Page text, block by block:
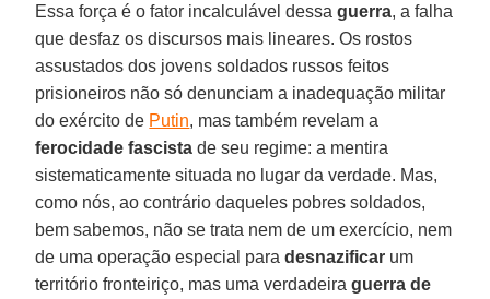
Essa força é o fator incalculável dessaguerra, a falha
que desfaz os discursos mais lineares. Os rostos
assustados dos jovens soldados russos feitos
prisioneiros não só denunciam a inadequação militar
do exército de Putin, mas também revelam a
ferocidade fascista de seu regime: a mentira
sistematicamente situada no lugar da verdade. Mas,
como nós, ao contrário daqueles pobres soldados,
bem sabemos, não se trata nem de um exercício, nem
de uma operação especial paradesnazificar um
território fronteiriço, mas uma verdadeiraguerra de